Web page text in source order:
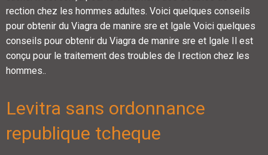
rection chez les hommes adultes. Voici quelques conseils
pour obtenir du Viagra de manire sre et lgale Voici quelques
conseils pour obtenir du Viagra de manire sre et lgale Il est
conçu pour le traitement des troubles de l rection chez les
hommes..
Levitra sans ordonnance
republique tcheque